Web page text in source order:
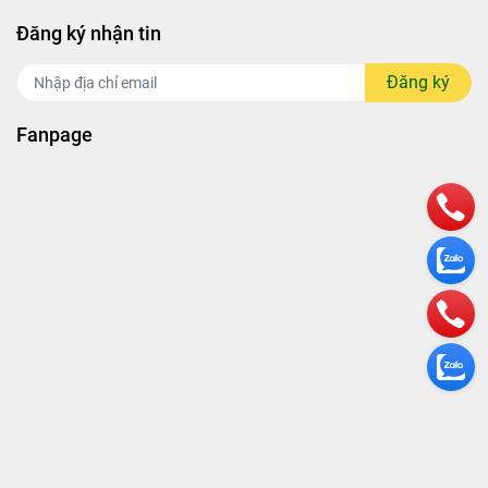
Đăng ký nhận tin
Đăng ký
Fanpage